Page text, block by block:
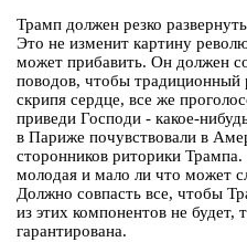
Трамп должен резко
Это не изменит картину
может прибавить. Он должен
поводов, чтобы традиционный
скрипя сердце, все же
приведи Господи - какое-
в Париже почувствовали в
сторонников риторики
молодая и мало ли что может
Должно совпасть все, чтобы
из этих компонентов не будет,
гарантирована.